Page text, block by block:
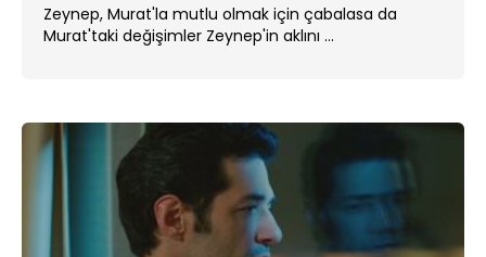
Zeynep, Murat'la mutlu olmak için çabalasa da
Murat'taki değişimler Zeynep'in aklını ...